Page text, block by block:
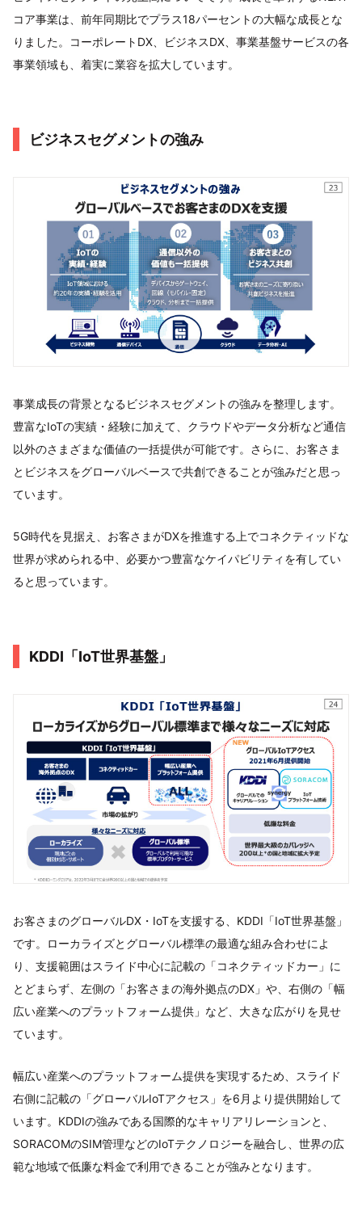
コア事業は、前年同期比でプラス18パーセントの大幅な成長とな
りました。コーポレートDX、ビジネスDX、事業基盤サービスの各
事業領域も、着実に業容を拡大しています。
ビジネスセグメントの強み
事業成長の背景となるビジネスセグメントの強みを整理します。
豊富なIoTの実績・経験に加えて、クラウドやデータ分析など通信
以外のさまざまな価値の一括提供が可能です。さらに、お客さま
とビジネスをグローバルベースで共創できることが強みだと思っ
ています。
5G時代を見据え、お客さまがDXを推進する上でコネクティッドな
世界が求められる中、必要かつ豊富なケイパビリティを有してい
ると思っています。
KDDI「IoT世界基盤」
お客さまのグローバルDX・IoTを支援する、KDDI「IoT世界基盤」
です。ローカライズとグローバル標準の最適な組み合わせによ
り、支援範囲はスライド中心に記載の「コネクティッドカー」に
とどまらず、左側の「お客さまの海外拠点のDX」や、右側の「幅
広い産業へのプラットフォーム提供」など、大きな広がりを見せ
ています。
幅広い産業へのプラットフォーム提供を実現するため、スライド
右側に記載の「グローバルIoTアクセス」を6月より提供開始して
います。KDDIの強みである国際的なキャリアリレーションと、
SORACOMのSIM管理などのIoTテクノロジーを融合し、世界の広
範な地域で低廉な料金で利用できることが強みとなります。